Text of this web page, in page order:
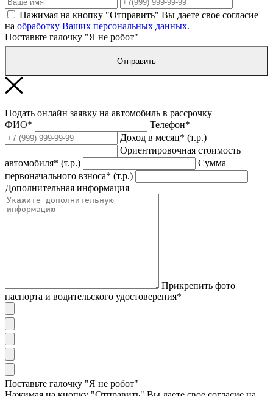
Нажимая на кнопку "Отправить" Вы даете свое согласие
на обработку Ваших персональных данных.
Поставьте галочку "Я не робот"
Отправить
Подать онлайн заявку на автомобиль в рассрочку
ФИО*
Телефон*
Доход в месяц* (т.р.)
Ориентировочная стоимость
автомобиля* (т.р.)
Сумма
первоначального взноса* (т.р.)
Дополнительная информация
Прикрепить фото
паспорта и водительского удостоверения*
Поставьте галочку "Я не робот"